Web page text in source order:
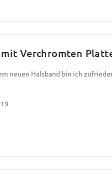
Verchromten
neuen Halsband bin ich